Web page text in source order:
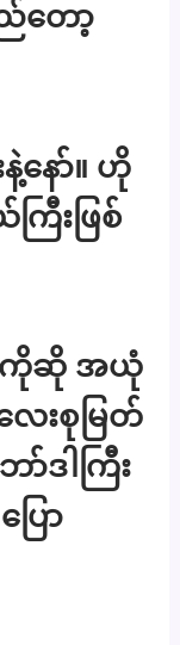
တော့
နော်။ ဟို
းဖြစ်
ါ့ကိုဆို အယုံ
းစုမြတ်
ဒါကြီး
ော